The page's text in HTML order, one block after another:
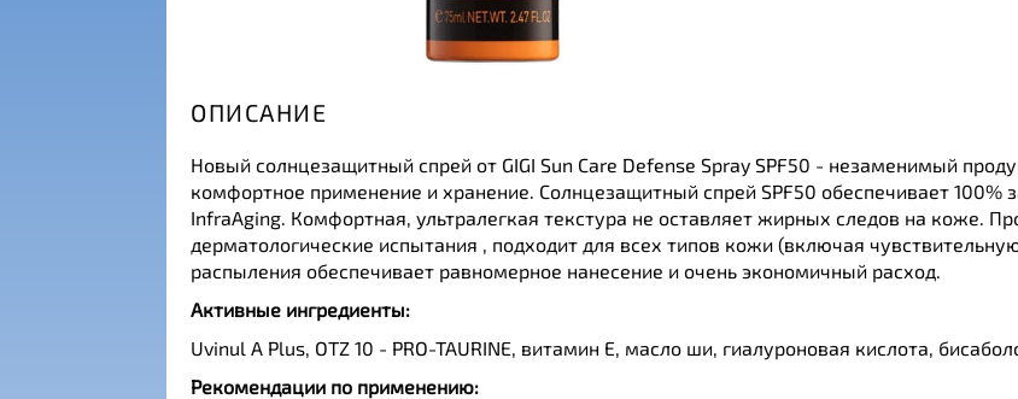
ОПИСАНИЕ
Новый солнцезащитный спрей от GIGI Sun Care Defense Spray SPF50 - незаменимый
комфортное применение и хранение. Солнцезащитный спрей SPF50 обеспечивает 100%
InfraAging. Комфортная, ультралегкая текстура не оставляет жирных следов на коже.
дерматологические испытания , подходит для всех типов кожи (включая
распыления обеспечивает равномерное нанесение и очень экономичный расход.
Активные ингредиенты:
Uvinul A Plus, OTZ 10 - PRO-TAURINE, витамин Е, масло ши, гиалуроновая кислота,
Рекомендации по применению: